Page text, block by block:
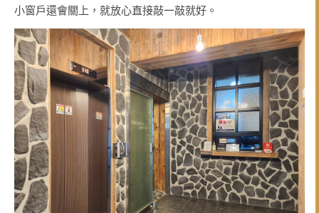
小窗戶還會關上，就放心直接敲一敲就好。